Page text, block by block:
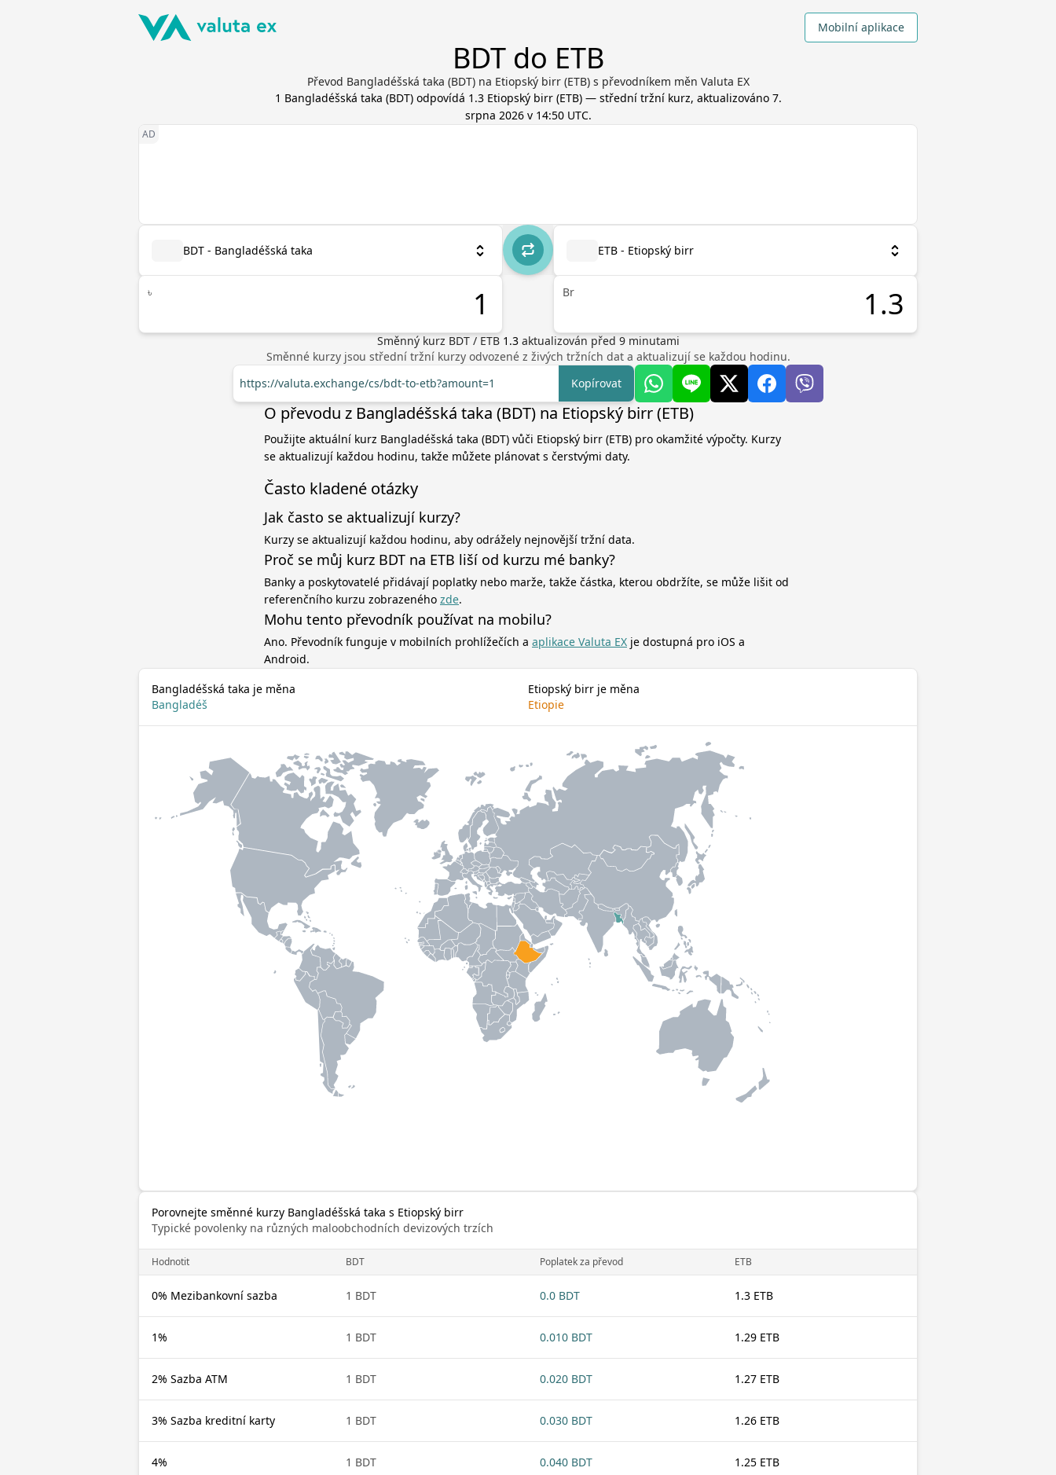
Mobilní aplikace
BDT do ETB
Převod Bangladéšská taka (BDT) na Etiopský birr (ETB) s převodníkem měn Valuta EX
1 Bangladéšská taka (BDT) odpovídá 1.3 Etiopský birr(ETB) — střední tržní kurz, aktualizováno 7.
srpna 2026 v 14:50 UTC.
BDT - Bangladéšská taka
৳
ETB - Etiopský birr
Br
Směnný kurz BDT/ ETB 1.3 aktualizován před 9minutami
Směnné kurzy jsou střední tržní kurzy odvozené z živých tržních dat a aktualizují se každou hodinu.
https://valuta.exchange/cs/bdt-to-etb?amount=1
Kopírovat
O převodu z Bangladéšská taka (BDT) na Etiopský birr (ETB)
Použijte aktuální kurz Bangladéšská taka (BDT) vůči Etiopský birr (ETB) pro okamžité výpočty. Kurzy
se aktualizují každou hodinu, takže můžete plánovat s čerstvými daty.
Často kladené otázky
Jak často se aktualizují kurzy?
Kurzy se aktualizují každou hodinu, aby odrážely nejnovější tržní data.
Proč se můj kurz BDT na ETB liší od kurzu mé banky?
Banky a poskytovatelé přidávají poplatky nebo marže, takže částka, kterou obdržíte, se může lišit od
referenčního kurzu zobrazeného zde.
Mohu tento převodník používat na mobilu?
Ano. Převodník funguje v mobilních prohlížečích a aplikace Valuta EX je dostupná pro iOS a
Android.
Bangladéšská taka je měna
Bangladéš
Etiopský birr je měna
Etiopie
Porovnejte směnné kurzy Bangladéšská taka s Etiopský birr
Typické povolenky na různých maloobchodních devizových trzích
Hodnotit BDT Poplatek za převod ETB
0% Mezibankovní sazba 1 BDT 0.0 BDT 1.3 ETB
1% 1 BDT 0.010 BDT 1.29 ETB
2% Sazba ATM 1 BDT 0.020 BDT 1.27 ETB
3% Sazba kreditní karty 1 BDT 0.030 BDT 1.26 ETB
4% 1 BDT 0.040 BDT 1.25 ETB